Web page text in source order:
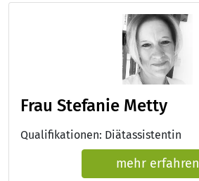
Frau Stefanie Metty
Qualifikationen: Diätassistentin
mehr erfahren